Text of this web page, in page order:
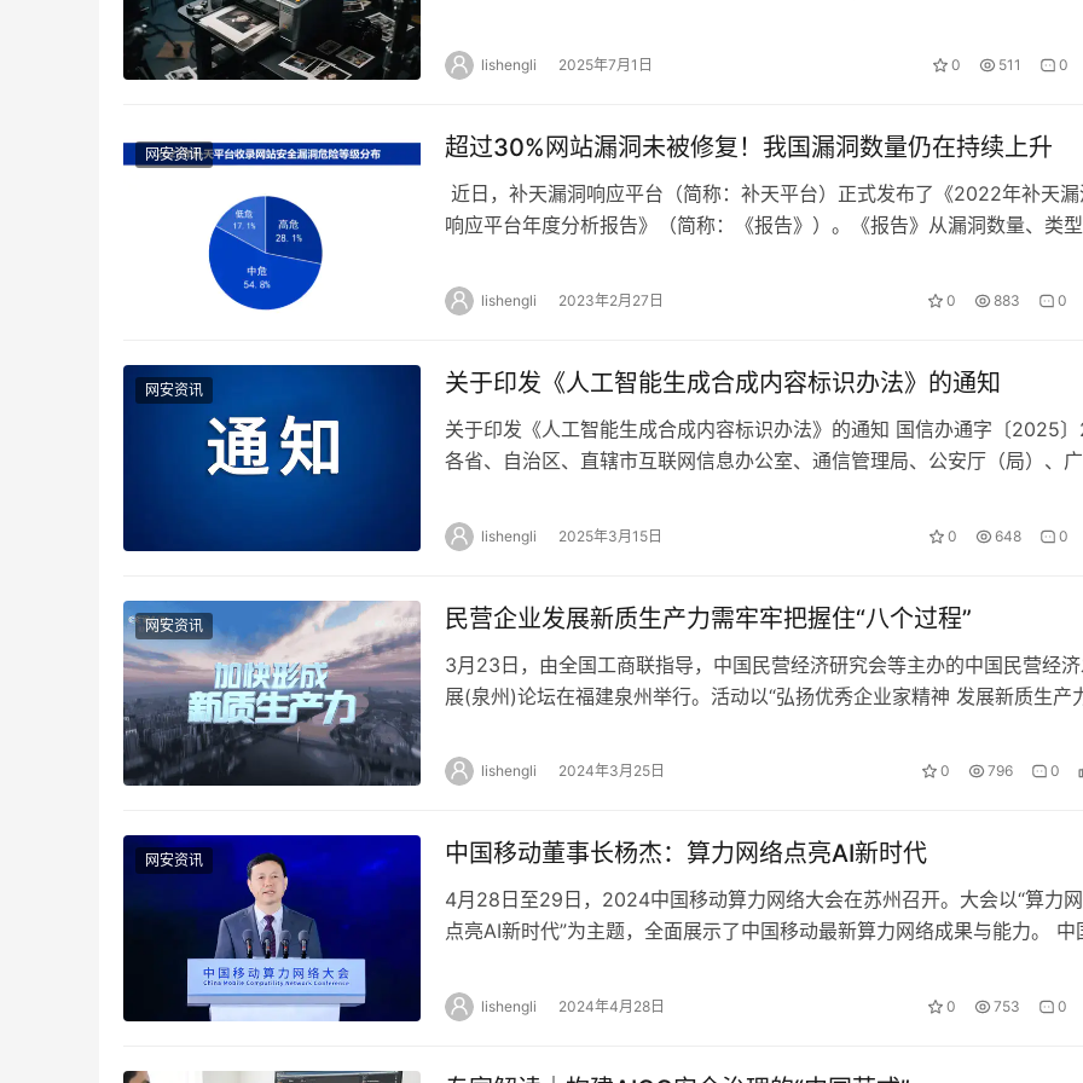
lishengli 2025年7月1日 0 511 0
网安资讯 超过30%网站漏洞未被修复！我国漏洞数量仍在持续上升
近日，补天漏洞响应平台（简称：补天平台）正式发布了《2022年补天漏
响应平台年度分析报告》（简称：《报告》）。《报告》从漏洞数量、类型
lishengli 2023年2月27日 0 883 0
网安资讯 关于印发《人工智能生成合成内容标识办法》的通知
关于印发《人工智能生成合成内容标识办法》的通知 国信办通字〔2025
各省、自治区、直辖市互联网信息办公室、通信管理局、公安厅（局）、广
lishengli 2025年3月15日 0 648 0
网安资讯 民营企业发展新质生产力需牢牢把握住“八个过程”
3月23日，由全国工商联指导，中国民营经济研究会等主办的中国民营经
展(泉州)论坛在福建泉州举行。活动以“弘扬优秀企业家精神 发展新质生产
lishengli 2024年3月25日 0 796 0
网安资讯 中国移动董事长杨杰：算力网络点亮AI新时代
4月28日至29日，2024中国移动算力网络大会在苏州召开。大会以“算力
点亮AI新时代”为主题，全面展示了中国移动最新算力网络成果与能力。 中
lishengli 2024年4月28日 0 753 0